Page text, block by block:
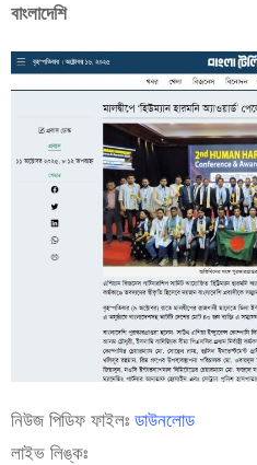
বাংলাদেশি
নিউজ পিডিফ ফাইলঃ ডাউনলোড
লাইভ লিঙ্কঃ